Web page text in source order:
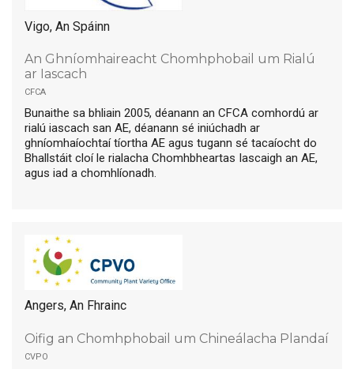
Vigo, An Spáinn
An Ghníomhaireacht Chomhphobail um Rialú
ar Iascach
cfca
Bunaithe sa bhliain 2005, déanann an CFCA comhordú ar
rialú iascach san AE, déanann sé iniúchadh ar
ghníomhaíochtaí tíortha AE agus tugann sé tacaíocht do
Bhallstáit cloí le rialacha Chomhbheartas Iascaigh an AE,
agus iad a chomhlíonadh.
Angers, An Fhrainc
Oifig an Chomhphobail um Chineálacha Plandaí
cvpo